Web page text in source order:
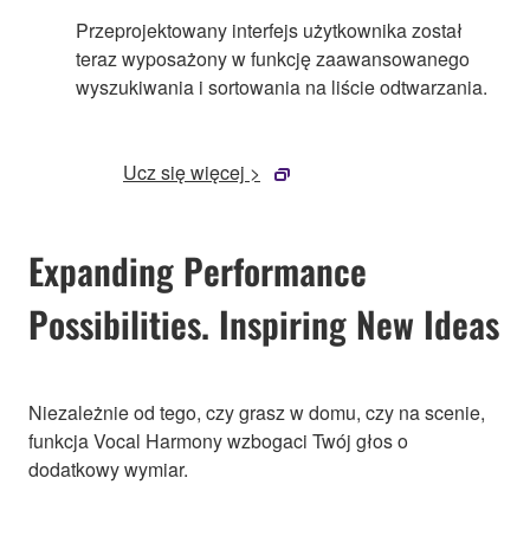
Przeprojektowany interfejs użytkownika został
teraz wyposażony w funkcję zaawansowanego
wyszukiwania i sortowania na liście odtwarzania.
Ucz się więcej >
Expanding Performance
Possibilities. Inspiring New Ideas
Niezależnie od tego, czy grasz w domu, czy na scenie,
funkcja Vocal Harmony wzbogaci Twój głos o
dodatkowy wymiar.